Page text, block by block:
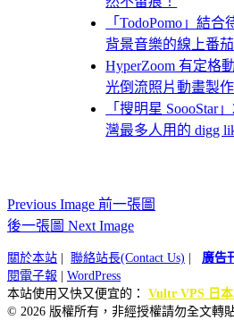
「TodoPomo」結
背景音樂的線上番
HyperZoom 有定格
光倒流照片動畫製
「搜明星 SoooStar
灣最多人用的 digg
Previous Image 前一張圖
後一張圖 Next Image
關於本站 聯絡站長(Contact Us) 廣告
閱電子報
WordPress
本站使用又快又便宜的： Vultr VPS 日
© 2026 版權所有，非經授權請勿全文轉